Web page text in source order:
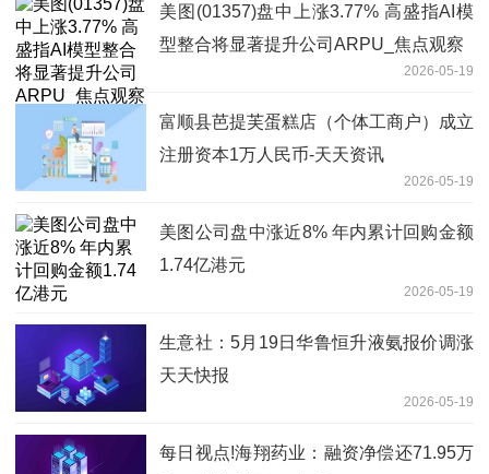
美图(01357)盘中上涨3.77% 高盛指AI模
型整合将显著提升公司ARPU_焦点观察
2026-05-19
富顺县芭提芙蛋糕店（个体工商户）成立
注册资本1万人民币-天天资讯
2026-05-19
美图公司盘中涨近8% 年内累计回购金额
1.74亿港元
2026-05-19
生意社：5月19日华鲁恒升液氨报价调涨
天天快报
2026-05-19
每日视点!海翔药业：融资净偿还71.95万